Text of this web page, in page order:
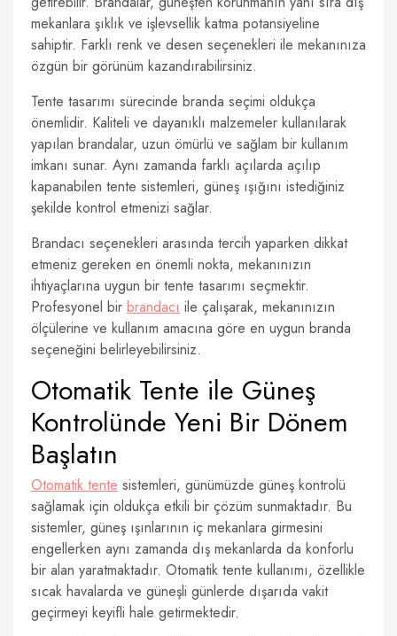
mekanlara şıklık ve işlevsellik katma potansiyeline
sahiptir. Farklı renk ve desen seçenekleri ile mekanınıza
özgün bir görünüm kazandırabilirsiniz.
Tente tasarımı sürecinde branda seçimi oldukça
önemlidir. Kaliteli ve dayanıklı malzemeler kullanılarak
yapılan brandalar, uzun ömürlü ve sağlam bir kullanım
imkanı sunar. Aynı zamanda farklı açılarda açılıp
kapanabilen tente sistemleri, güneş ışığını istediğiniz
şekilde kontrol etmenizi sağlar.
Brandacı seçenekleri arasında tercih yaparken dikkat
etmeniz gereken en önemli nokta, mekanınızın
ihtiyaçlarına uygun bir tente tasarımı seçmektir.
Profesyonel bir brandacı ile çalışarak, mekanınızın
ölçülerine ve kullanım amacına göre en uygun branda
seçeneğini belirleyebilirsiniz.
Otomatik Tente ile Güneş
Kontrolünde Yeni Bir Dönem
Başlatın
Otomatik tente sistemleri, günümüzde güneş kontrolü
sağlamak için oldukça etkili bir çözüm sunmaktadır. Bu
sistemler, güneş ışınlarının iç mekanlara girmesini
engellerken aynı zamanda dış mekanlarda da konforlu
bir alan yaratmaktadır. Otomatik tente kullanımı, özellikle
sıcak havalarda ve güneşli günlerde dışarıda vakit
geçirmeyi keyifli hale getirmektedir.